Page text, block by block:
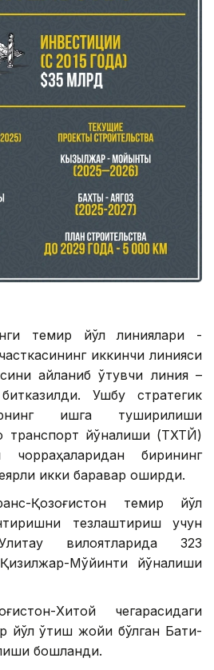
темир йўл линиялари -
иккинчи линияси
айланиб ўтувчи линия –
Ушбу стратегик
ишга туширилиши
транспорт йўналиши (ТХТЙ)
бирининг
икки баравар оширди.
Қозоғистон темир йўл
тезлаштириш учун
вилоятларида 323
Мўйинти йўналиши
Хитой чегарасидаги
йўл ўтиш жойи бўлган Бақти-
бошланди.